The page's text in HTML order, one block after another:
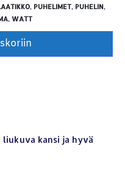
, PUHELIMET, PUHELIN,
, WATT
liukuva kansi ja hyvä